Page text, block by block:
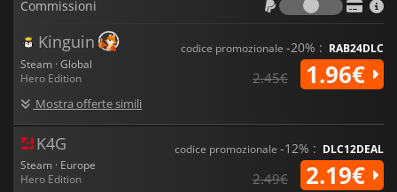
Commissioni
Kinguin
Steam · Global
Hero Edition
Mostra offerte simili
codice promozionale -20% : RAB24DLC
2.45€ 1.96€
K4G
Steam · Europe
Hero Edition
codice promozionale -12% : DLC12DEAL
2.49€ 2.19€